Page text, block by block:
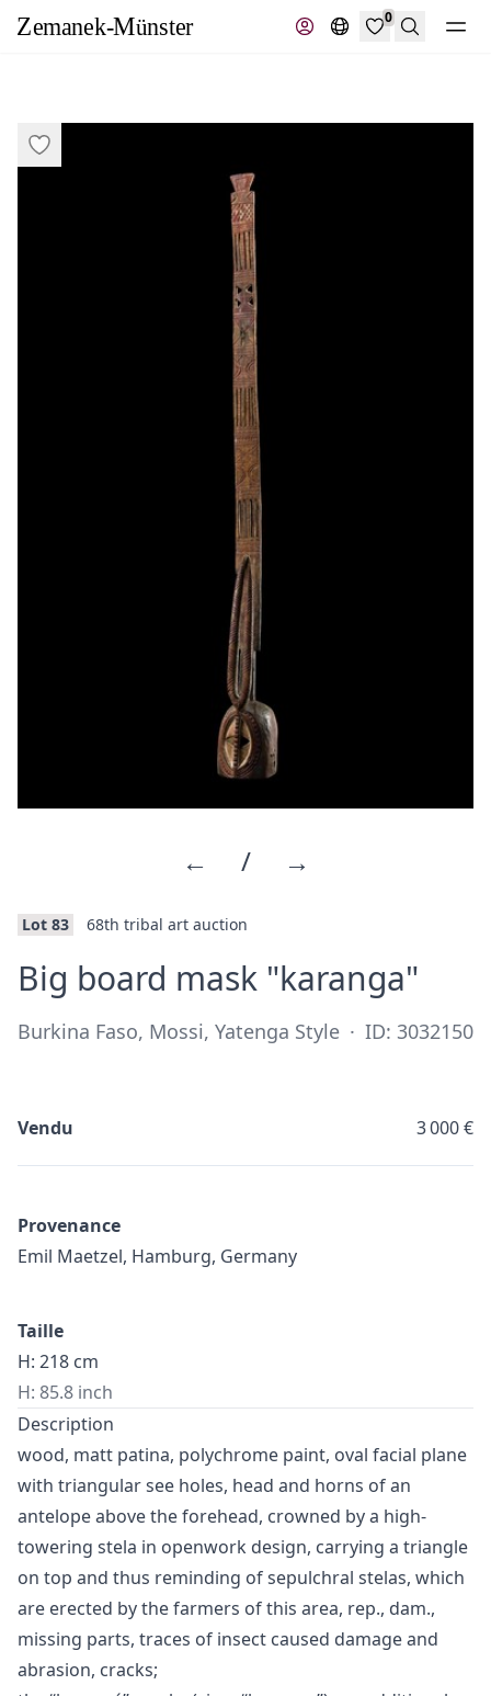
0
Recherche
← / →
Lot 83 68th tribal art auction
Big board mask "karanga"
Burkina Faso, Mossi, Yatenga Style · ID: 3032150
Vendu 3 000 €
Provenance
Emil Maetzel, Hamburg, Germany
Taille
H: 218 cm
H: 85.8 inch
Description
wood, matt patina, polychrome paint, oval facial plane
with triangular see holes, head and horns of an
antelope above the forehead, crowned by a high-
towering stela in openwork design, carrying a triangle
on top and thus reminding of sepulchral stelas, which
are erected by the farmers of this area, rep., dam.,
missing parts, traces of insect caused damage and
abrasion, cracks;